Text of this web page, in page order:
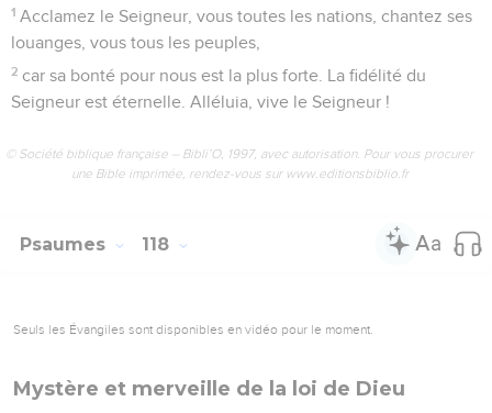
1 Acclamez le Seigneur, vous toutes les nations, chantez ses
louanges, vous tous les peuples,
2 car sa bonté pour nous est la plus forte. La fidélité du
Seigneur est éternelle. Alléluia, vive le Seigneur !
© Société biblique française – Bibli’O, 1997, avec autorisation. Pour vous procurer
une Bible imprimée, rendez-vous sur www.editionsbiblio.fr
Psaumes 118
Seuls les Évangiles sont disponibles en vidéo pour le moment.
Mystère et merveille de la loi de Dieu